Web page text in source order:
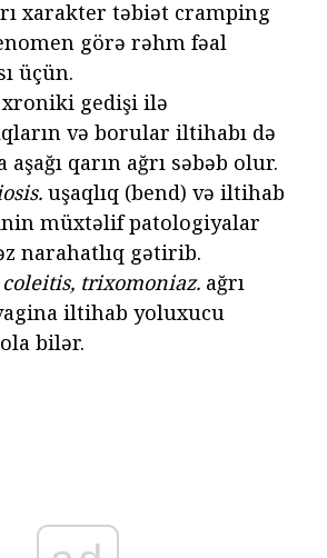
xarakter təbiət cramping
görə rəhm fəal
üçün.
xroniki gedişi ilə
və borular iltihabı də
aşağı qarın ağrı səbəb olur.
uşaqlıq (bend) və iltihab
müxtəlif patologiyalar
narahatlıq gətirib.
trixomoniaz. ağrı
iltihab yoluxucu
bilər.